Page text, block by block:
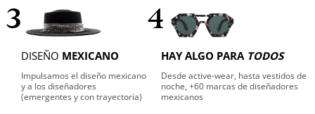
3
DISEÑO MEXICANO
Impulsamos el diseño mexicano
y a los diseñadores
(emergentes y con trayectoria)
4
HAY ALGO PARA TODOS
Desde active-wear, hasta vestidos de
noche, +60 marcas de diseñadores
mexicanos